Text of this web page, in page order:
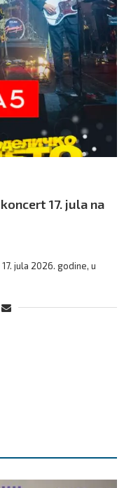
17. jula na
jula 2026. godine, u